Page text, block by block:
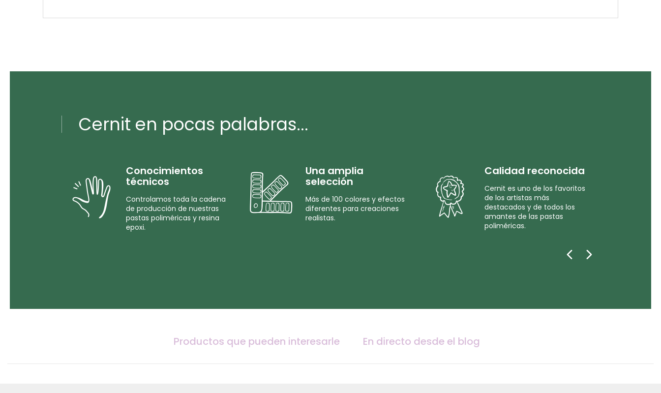
Cernit en pocas palabras...
Conocimientos
técnicos
Controlamos toda la cadena
de producción de nuestras
pastas poliméricas y resina
epoxi.
Una amplia
selección
Más de 100 colores y efectos
diferentes para creaciones
realistas.
Calidad reconocida
Cernit es uno de los favoritos
de los artistas más
destacados y de todos los
amantes de las pastas
poliméricas.
Productos que pueden interesarle En directo desde el blog